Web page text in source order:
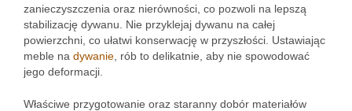
zanieczyszczenia oraz nierówności, co pozwoli na lepszą
stabilizację dywanu. Nie przyklejaj dywanu na całej
powierzchni, co ułatwi konserwację w przyszłości. Ustawiając
meble na dywanie , rób to delikatnie, aby nie spowodować
jego deformacji.
Właściwe przygotowanie oraz staranny dobór materiałów